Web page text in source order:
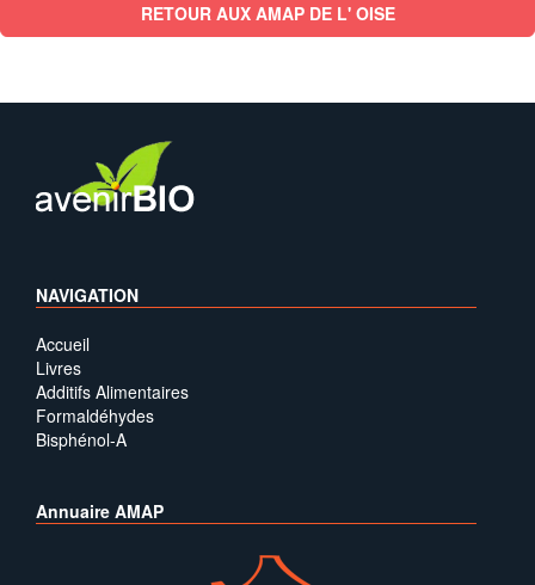
RETOUR AUX AMAP DE L' OISE
NAVIGATION
Accueil
Livres
Additifs Alimentaires
Formaldéhydes
Bisphénol-A
Annuaire AMAP